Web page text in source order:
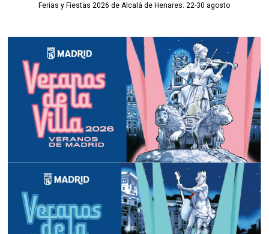
Ferias y Fiestas 2026 de Alcalá de Henares: 22-30 agosto